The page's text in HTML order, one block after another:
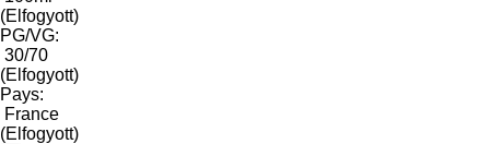
(Elfogyott)
PG/VG:
30/70
(Elfogyott)
Pays:
France
(Elfogyott)